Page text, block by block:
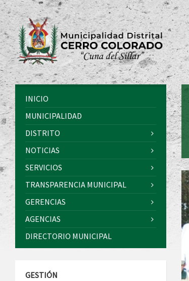
INICIO
MUNICIPALIDAD
DISTRITO
NOTICIAS
SERVICIOS
TRANSPARENCIA MUNICIPAL
GERENCIAS
AGENCIAS
DIRECTORIO MUNICIPAL
GESTIÓN